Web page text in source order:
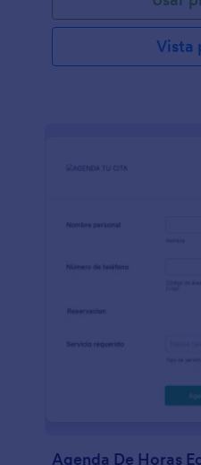
Vista
Agenda De Horas